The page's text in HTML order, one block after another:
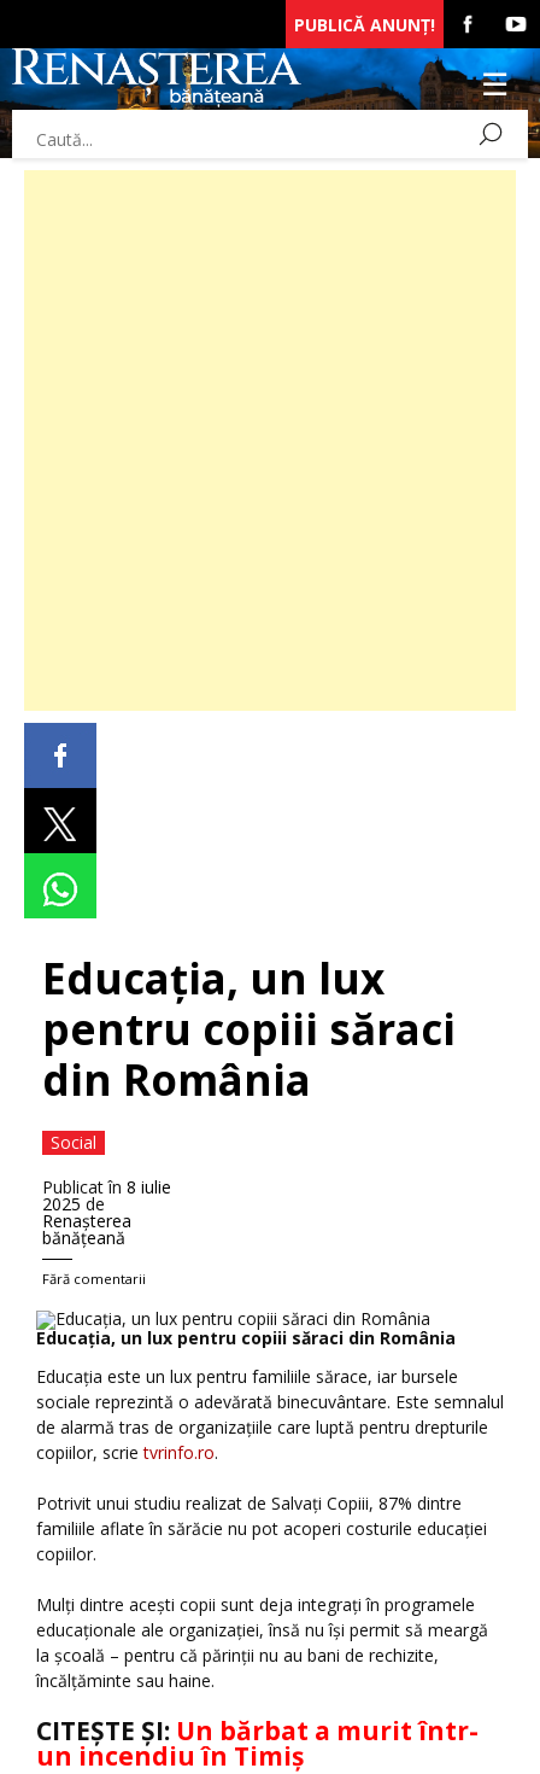
PUBLICĂ ANUNȚ!
Educația, un lux
pentru copiii săraci
din România
Social
Publicat în 8 iulie
2025 de
Renaşterea
bănăţeană
Fără comentarii
Educația, un lux pentru copiii săraci din România
Educația este un lux pentru familiile sărace, iar bursele
sociale reprezintă o adevărată binecuvântare. Este semnalul
de alarmă tras de organizațiile care luptă pentru drepturile
copiilor, scrietvrinfo.ro.
Potrivit unui studiu realizat de Salvați Copiii, 87% dintre
familiile aflate în sărăcie nu pot acoperi costurile educației
copiilor.
Mulți dintre acești copii sunt deja integrați în programele
educaționale ale organizației, însă nu își permit să meargă
la școală – pentru că părinții nu au bani de rechizite,
încălțăminte sau haine.
CITEȘTE ȘI: Un bărbat a murit într-
un incendiu în Timiș